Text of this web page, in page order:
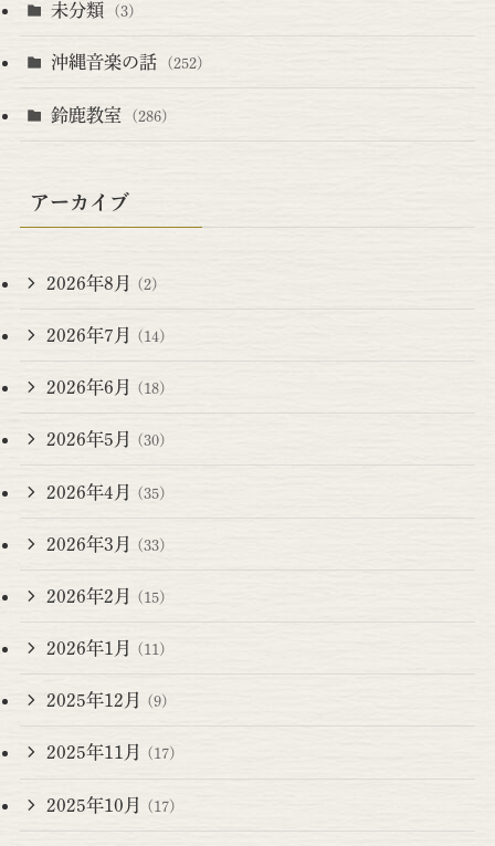
未分類 (3)
沖縄音楽の話 (252)
鈴鹿教室 (286)
アーカイブ
2026年8月 (2)
2026年7月 (14)
2026年6月 (18)
2026年5月 (30)
2026年4月 (35)
2026年3月 (33)
2026年2月 (15)
2026年1月 (11)
2025年12月 (9)
2025年11月 (17)
2025年10月 (17)